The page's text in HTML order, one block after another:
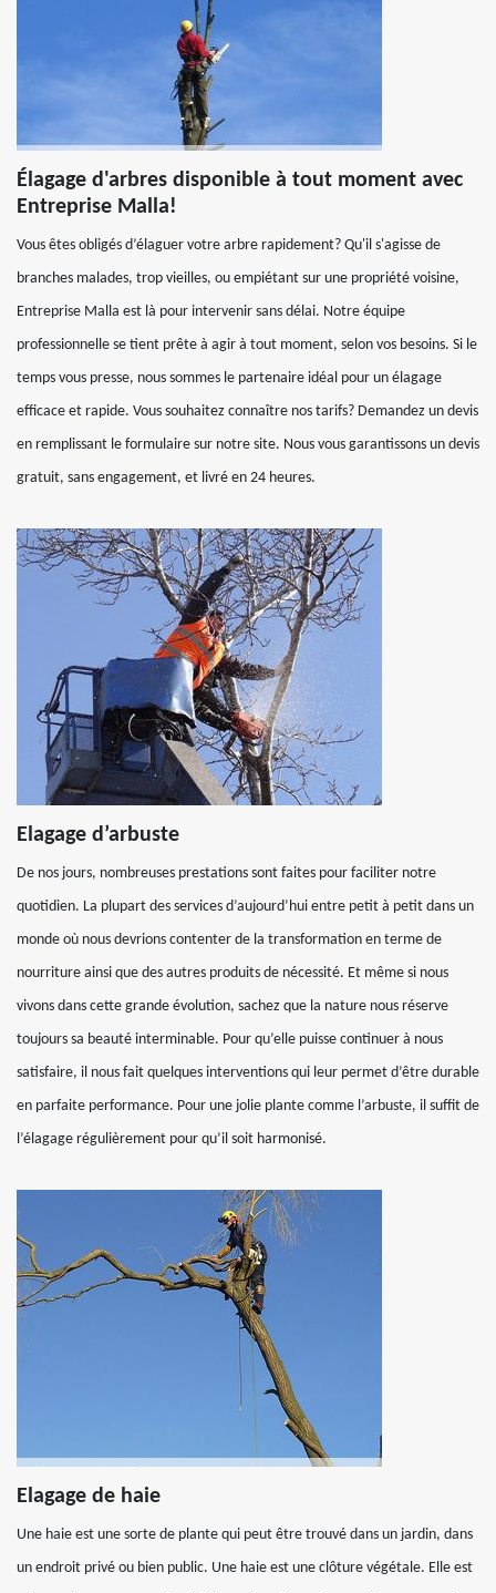
Élagage d'arbres disponible à tout moment avec
Entreprise Malla!
Vous êtes obligés d’élaguer votre arbre rapidement? Qu'il s'agisse de
branches malades, trop vieilles, ou empiétant sur une propriété voisine,
Entreprise Malla est là pour intervenir sans délai. Notre équipe
professionnelle se tient prête à agir à tout moment, selon vos besoins. Si le
temps vous presse, nous sommes le partenaire idéal pour un élagage
efficace et rapide. Vous souhaitez connaître nos tarifs? Demandez un devis
en remplissant le formulaire sur notre site. Nous vous garantissons un devis
gratuit, sans engagement, et livré en 24 heures.
Elagage d’arbuste
De nos jours, nombreuses prestations sont faites pour faciliter notre
quotidien. La plupart des services d’aujourd’hui entre petit à petit dans un
monde où nous devrions contenter de la transformation en terme de
nourriture ainsi que des autres produits de nécessité. Et même si nous
vivons dans cette grande évolution, sachez que la nature nous réserve
toujours sa beauté interminable. Pour qu’elle puisse continuer à nous
satisfaire, il nous fait quelques interventions qui leur permet d’être durable
en parfaite performance. Pour une jolie plante comme l’arbuste, il suffit de
l’élagage régulièrement pour qu’il soit harmonisé.
Elagage de haie
Une haie est une sorte de plante qui peut être trouvé dans un jardin, dans
un endroit privé ou bien public. Une haie est une clôture végétale. Elle est